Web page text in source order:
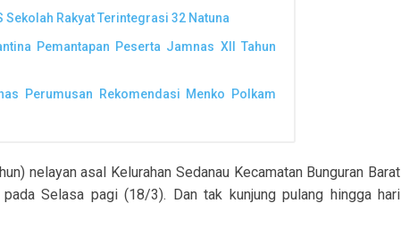
Sekolah Rakyat Terintegrasi 32 Natuna
Pemantapan Peserta Jamnas XII Tahun
Perumusan Rekomendasi Menko Polkam
nelayan asal Kelurahan Sedanau Kecamatan Bunguran Barat
Selasa pagi (18/3). Dan tak kunjung pulang hingga hari